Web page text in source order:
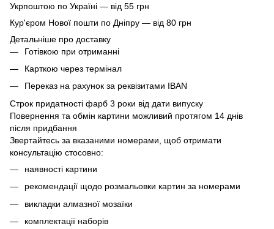
Укрпоштою по Україні — від 55 грн
Кур'єром Нової пошти по Дніпру — від 80 грн
Детальніше про доставку
Готівкою при отриманні
Карткою через термінал
Переказ на рахунок за реквізитами IBAN
Строк придатності фарб 3 роки від дати випуску
Повернення та обмін картини можливий протягом 14 днів
після придбання
Звертайтесь за вказаними номерами, щоб отримати
консультацію стосовно:
наявності картини
рекомендації щодо розмальовки картин за номерами
викладки алмазної мозаїки
комплектації наборів